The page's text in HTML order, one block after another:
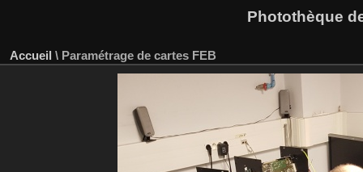
Photothèque
Accueil \ Paramétrage de cartes FEB